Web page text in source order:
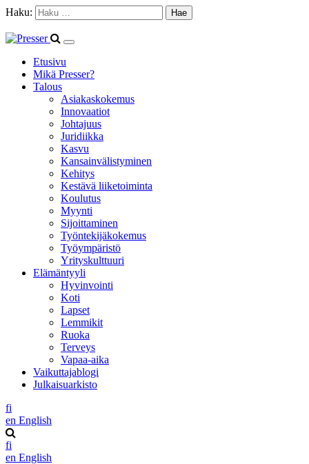
Haku:
Etusivu
Mikä Presser?
Talous
Asiakaskokemus
Innovaatiot
Johtajuus
Juridiikka
Kasvu
Kansainvälistyminen
Kehitys
Kestävä liiketoiminta
Koulutus
Myynti
Sijoittaminen
Työntekijäkokemus
Työympäristö
Yrityskulttuuri
Elämäntyyli
Hyvinvointi
Koti
Lapset
Lemmikit
Ruoka
Terveys
Vapaa-aika
Vaikuttajablogi
Julkaisuarkisto
fi
en English
fi
en English